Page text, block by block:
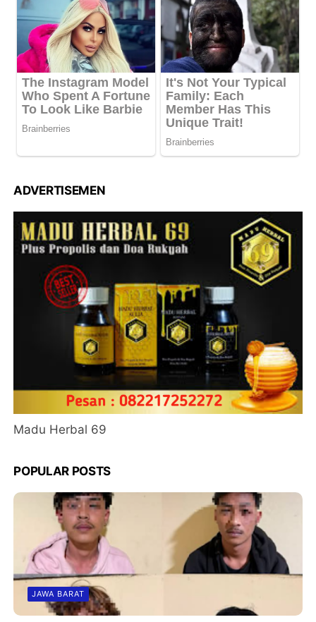
ADVERTISEMEN
Madu Herbal 69
POPULAR POSTS
JAWA BARAT